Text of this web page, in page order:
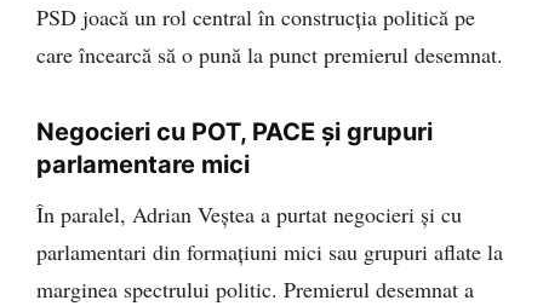
PSD joacă un rol central în construcția politică pe
care încearcă să o pună la punct premierul desemnat.
Negocieri cu POT, PACE și grupuri
parlamentare mici
În paralel, Adrian Veștea a purtat negocieri și cu
parlamentari din formațiuni mici sau grupuri aflate la
marginea spectrului politic. Premierul desemnat a